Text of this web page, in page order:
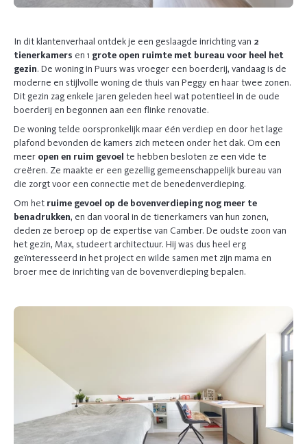
In dit klantenverhaal ontdek je een geslaagde inrichting van 2
tienerkamers en 1 grote open ruimte met bureau voor heel het
gezin. De woning in Puurs was vroeger een boerderij, vandaag is de
moderne en stijlvolle woning de thuis van Peggy en haar twee zonen.
Dit gezin zag enkele jaren geleden heel wat potentieel in de oude
boerderij en begonnen aan een flinke renovatie.
De woning telde oorspronkelijk maar één verdiep en door het lage
plafond bevonden de kamers zich meteen onder het dak. Om een
meer open en ruim gevoel te hebben besloten ze een vide te
creëren. Ze maakte er een gezellig gemeenschappelijk bureau van
die zorgt voor een connectie met de benedenverdieping.
Om het ruime gevoel op de bovenverdieping nog meer te
benadrukken, en dan vooral in de tienerkamers van hun zonen,
deden ze beroep op de expertise van Camber. De oudste zoon van
het gezin, Max, studeert architectuur. Hij was dus heel erg
geïnteresseerd in het project en wilde samen met zijn mama en
broer mee de inrichting van de bovenverdieping bepalen.